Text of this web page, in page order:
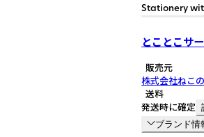
Stationery
とことこサ
販売元
株式会社ねこ
送料
発送時に確定
ブランド情